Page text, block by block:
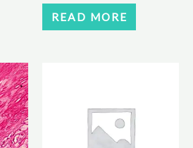
READ MORE